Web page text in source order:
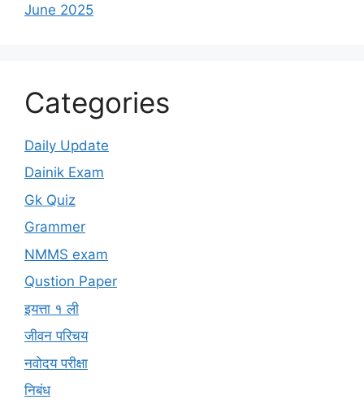
June 2025
Categories
Daily Update
Dainik Exam
Gk Quiz
Grammer
NMMS exam
Qustion Paper
इयत्ता १ ली
जीवन परिचय
नवोदय परीक्षा
निबंध